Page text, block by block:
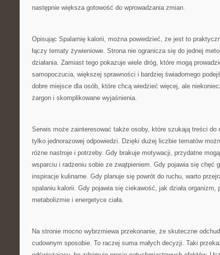
następnie większa gotowość do wprowadzania zmian.
Opisując Spalarnię kalorii, można powiedzieć, że jest to
łączy tematy żywieniowe. Strona nie ogranicza się do jednej
działania. Zamiast tego pokazuje wiele dróg, które mogą
samopoczucia, większej sprawności i bardziej świadomego
dobre miejsce dla osób, które chcą wiedzieć więcej, ale
żargon i skomplikowane wyjaśnienia.
Serwis może zainteresować także osoby, które szukają treści do
tylko jednorazowej odpowiedzi. Dzięki dużej liczbie tematów
różne nastroje i potrzeby. Gdy brakuje motywacji, przydatne
wsparciu i radzeniu sobie ze zwątpieniem. Gdy pojawia się chęć
inspiracje kulinarne. Gdy planuje się powrót do ruchu, warto
spalaniu kalorii. Gdy pojawia się ciekawość, jak działa organizm,
metabolizmie i energetyce ciała.
Na stronie mocno wybrzmiewa przekonanie, że skuteczne
cudownym sposobie. To raczej suma małych decyzji. Taki